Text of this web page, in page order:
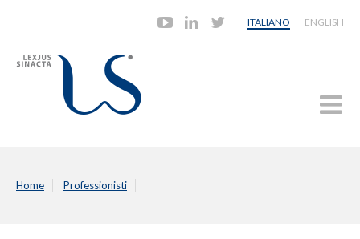
ITALIANO ENGLISH
Home Professionisti